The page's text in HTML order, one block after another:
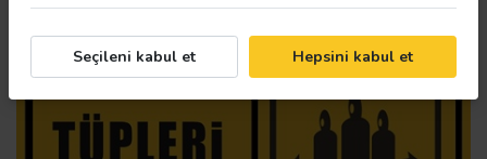
Seçileni kabul et Hepsini kabul et